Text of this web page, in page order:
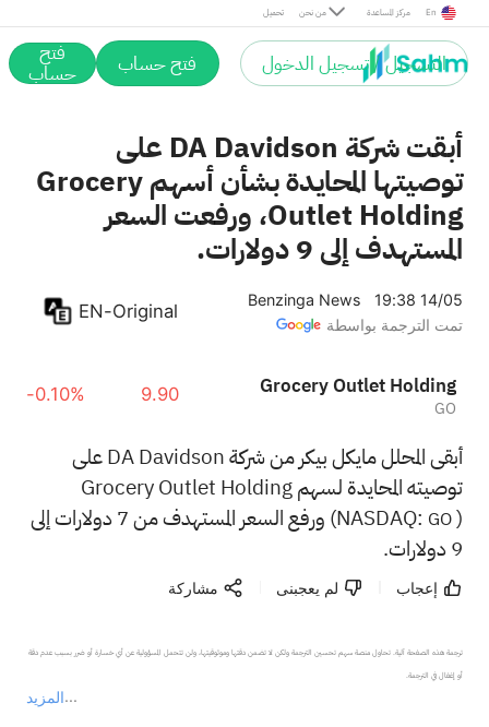
تحميل من نحن مركز المساعدة En
التسجيل / تسجيل الدخول فتح حساب فتح
حساب
أبقت شركة DA Davidson على
توصيتها المحايدة بشأن أسهم Grocery
Outlet Holding، ورفعت السعر
المستهدف إلى 9 دولارات.
Benzinga News
19:38 14/05
تمت الترجمة بواسطة
EN-Original
Grocery Outlet Holding
GO
9.90
-0.10%
أبقى المحلل مايكل بيكر من شركة DA Davidson على
توصيته المحايدة لسهم Grocery Outlet Holding
(NASDAQ: GO
) ورفع السعر المستهدف من 7 دولارات إلى
9 دولارات.
إعجاب لم يعجبنى مشاركة
المزيد
ترجمة هذه الصفحة آلية. تحاول منصة سهم تحسين الترجمة ولكن لا تضمن دقتها وموثوقيتها، ولن تتحمل المسؤولية عن أي خسارة أو ضرر بسبب عدم دقة
أو إغفال في الترجمة.